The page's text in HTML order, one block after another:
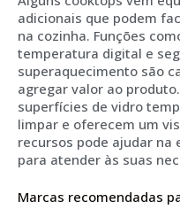
adicionais que podem
na cozinha. Funções
temperatura digital e
superaquecimento são
agregar valor ao
superfícies de vidro
limpar e oferecem um
recursos pode ajudar na
para atender às suas
Marcas recomendadas